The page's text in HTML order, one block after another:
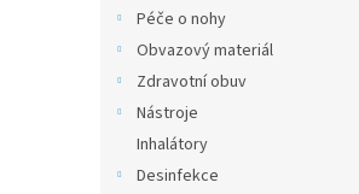
Péče o nohy
Obvazový materiál
Zdravotní obuv
Nástroje
Inhalátory
Desinfekce